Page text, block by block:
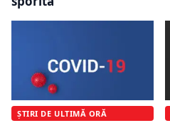
ȘTIRI DE ULTIMĂ ORĂ